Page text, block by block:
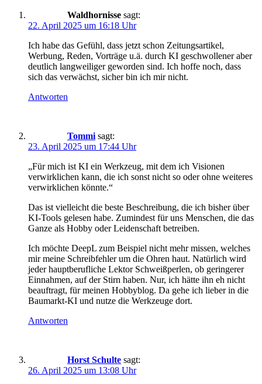
Waldhornisse sagt:
22. April 2025 um 16:18 Uhr
Ich habe das Gefühl, dass jetzt schon Zeitungsartikel,
Werbung, Reden, Vorträge u.ä. durch KI geschwollener aber
deutlich langweiliger geworden sind. Ich hoffe noch, dass
sich das verwächst, sicher bin ich mir nicht.
Antworten
Tommi sagt:
23. April 2025 um 17:44 Uhr
„Für mich ist KI ein Werkzeug, mit dem ich Visionen
verwirklichen kann, die ich sonst nicht so oder ohne weiteres
verwirklichen könnte.“
Das ist vielleicht die beste Beschreibung, die ich bisher über
KI-Tools gelesen habe. Zumindest für uns Menschen, die das
Ganze als Hobby oder Leidenschaft betreiben.
Ich möchte DeepL zum Beispiel nicht mehr missen, welches
mir meine Schreibfehler um die Ohren haut. Natürlich wird
jeder hauptberufliche Lektor Schweißperlen, ob geringerer
Einnahmen, auf der Stirn haben. Nur, ich hätte ihn eh nicht
beauftragt, für meinen Hobbyblog. Da gehe ich lieber in die
Baumarkt-KI und nutze die Werkzeuge dort.
Antworten
Horst Schulte sagt:
26. April 2025 um 13:08 Uhr